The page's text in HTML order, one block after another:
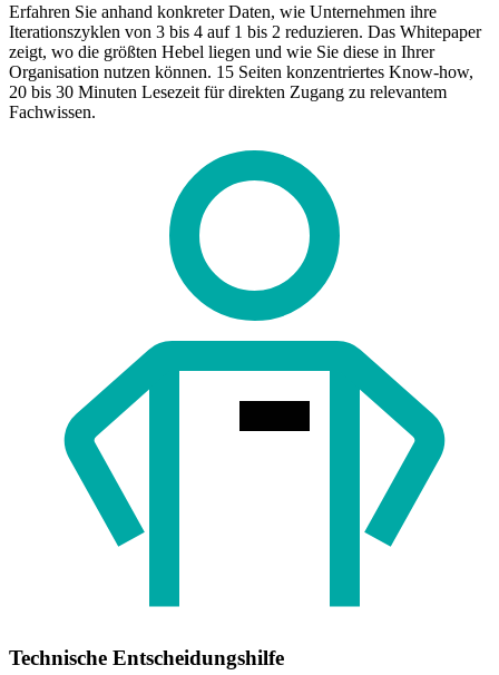
Erfahren Sie anhand konkreter Daten, wie Unternehmen ihre
Iterationszyklen von 3 bis 4 auf 1 bis 2 reduzieren. Das Whitepaper
zeigt, wo die größten Hebel liegen und wie Sie diese in Ihrer
Organisation nutzen können. 15 Seiten konzentriertes Know-how,
20 bis 30 Minuten Lesezeit für direkten Zugang zu relevantem
Fachwissen.
Technische Entscheidungshilfe